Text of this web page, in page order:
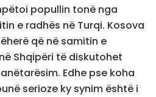
popullin tonë nga
e radhës në Turqi. Kosova
që në samitin e
Shqipëri të diskutohet
Edhe pse koha
serioze ky synim është i